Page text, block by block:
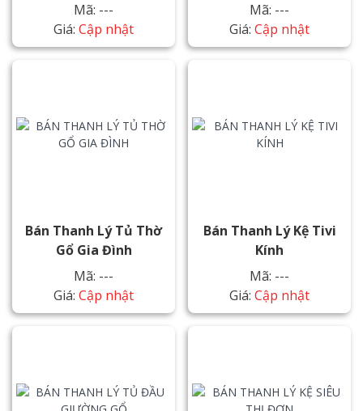
Mã: ---
Giá: Cập nhật
Mã: ---
Giá: Cập nhật
Bán Thanh Lý Tủ Thờ
Gổ Gia Đình
Mã: ---
Giá: Cập nhật
Bán Thanh Lý Kệ Tivi
Kính
Mã: ---
Giá: Cập nhật